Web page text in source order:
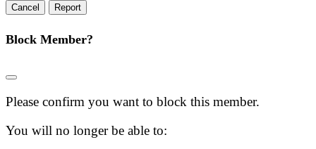
Report
Block Member?
Please confirm you want to block this member.
You will no longer be able to: